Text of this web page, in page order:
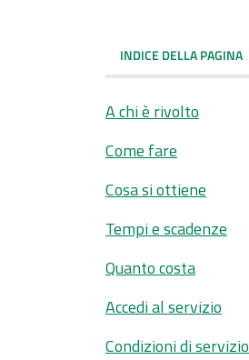
INDICE DELLA PAGINA
A chi è rivolto
Come fare
Cosa si ottiene
Tempi e scadenze
Quanto costa
Accedi al servizio
Condizioni di servizio